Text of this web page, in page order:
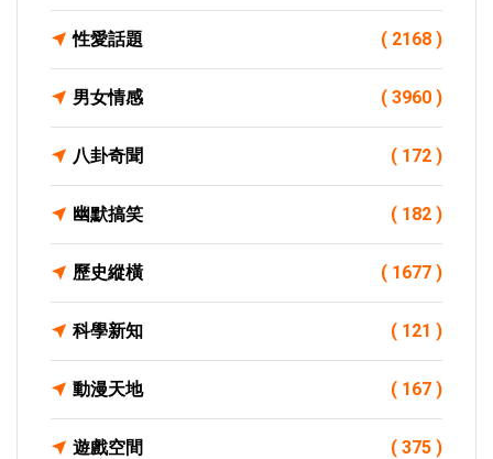
性愛話題 ( 2168 )
男女情感 ( 3960 )
八卦奇聞 ( 172 )
幽默搞笑 ( 182 )
歷史縱橫 ( 1677 )
科學新知 ( 121 )
動漫天地 ( 167 )
遊戲空間 ( 375 )